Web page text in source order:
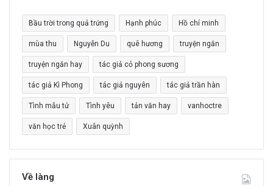
c
h
o
:
Bầu trời trong quả trứng Hạnh phúc Hồ chí minh
mùa thu Nguyễn Du quê hương truyện ngắn
truyện ngắn hay tác giả cỏ phong sương
tác giả Kì Phong tác giả nguyên tác giả trần hàn
Tình mẫu tử Tình yêu tản văn hay vanhoctre
văn học trẻ Xuân quỳnh
Về làng